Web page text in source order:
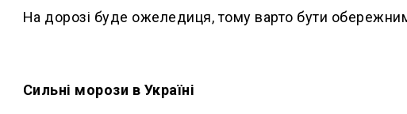
На дорозі буде ожеледиця, тому варто бути
Сильні морози в Україні